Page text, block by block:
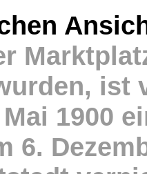
ist
1900
6.